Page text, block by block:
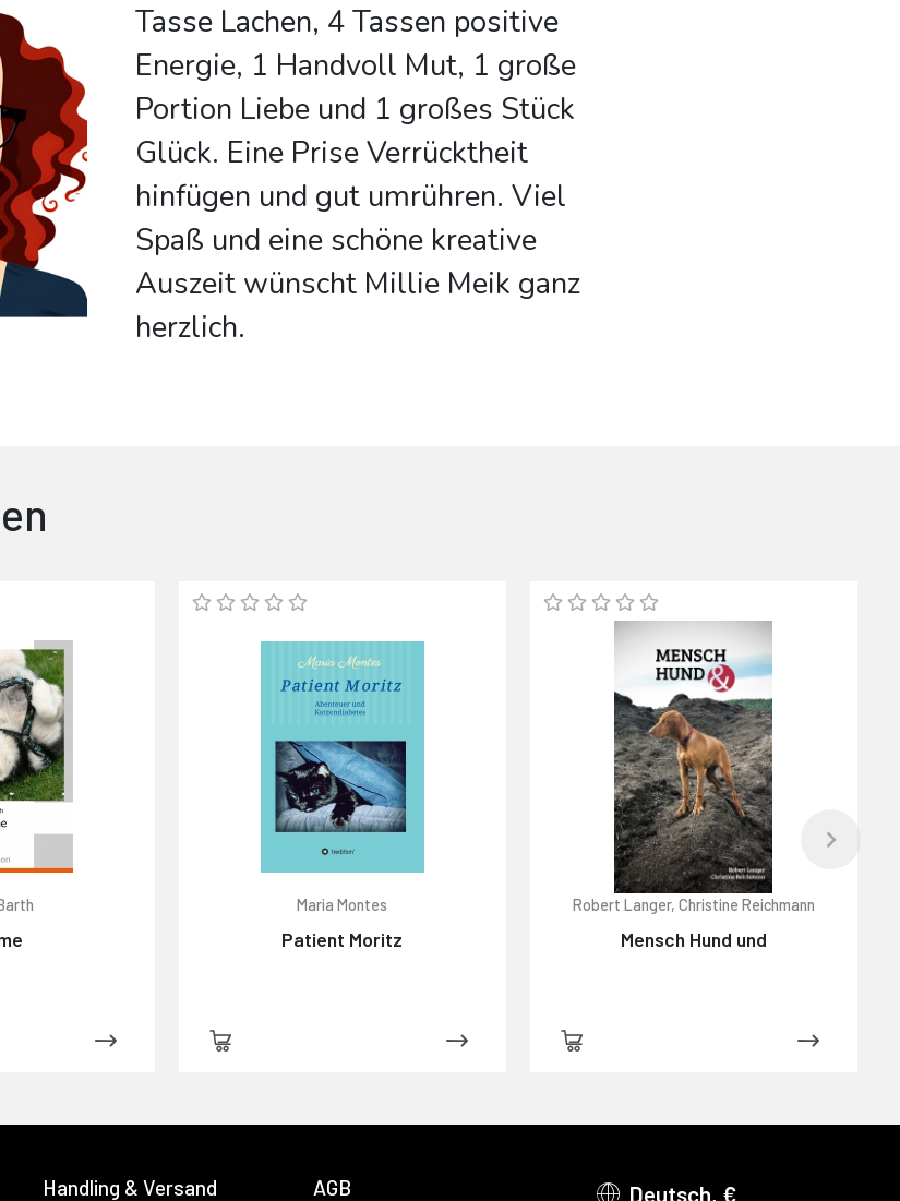
Tasse Lachen, 4 Tassen positive
Energie, 1 Handvoll Mut, 1 große
Portion Liebe und 1 großes Stück
Glück. Eine Prise Verrücktheit
hinfügen und gut umrühren. Viel
Spaß und eine schöne kreative
Auszeit wünscht Millie Meik ganz
herzlich.
Maria Montes
Patient Moritz
Robert Langer, Christine Reichmann
Mensch Hund und
Handling & Versand AGB Deutsch, €